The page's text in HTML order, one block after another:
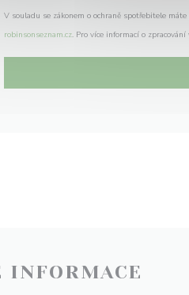
V souladu se zákonem o ochraně spotřebitele
robinsonseznam.cz. Pro více informací o
INFORMACE